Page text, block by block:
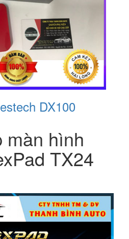
DX100
hình
TX24